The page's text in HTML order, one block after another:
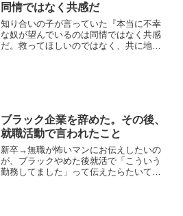
同情ではなく共感だ
知り合いの子が言っていた『本当に不幸
な奴が望んでいるのは同情ではなく共感
だ。救ってほしいのではなく、共に地獄
ブラック企業を辞めた。その後、
就職活動で言われたこと
新卒→無職が怖いマンにお伝えしたいの
が、ブラックやめた後就活で「こういう
勤務してました」って伝えたらたいてい